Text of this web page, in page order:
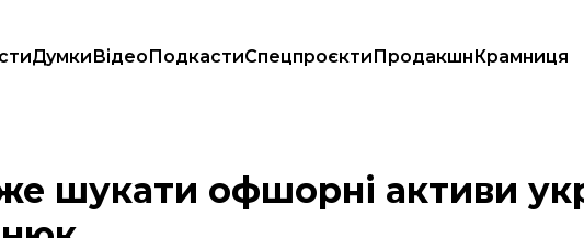
ДумкиВідеоПодкастиСпецпроєктиПродакшнКрамниця
чиновників – Яценюк
шукати офшорні активи